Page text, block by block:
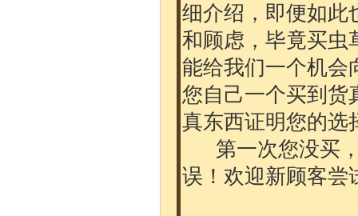
细介绍，即便如此
和顾虑，毕竟买虫
能给我们一个机会
您自己一个买到货
真东西证明您的选
第一次您没买，
误！欢迎新顾客尝